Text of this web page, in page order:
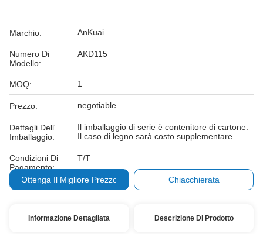
Marchio: AnKuai
Numero Di
Modello:
AKD115
MOQ: 1
Prezzo: negotiable
Dettagli Dell'
Imballaggio:
Il imballaggio di serie è contenitore di cartone.
Il caso di legno sarà costo supplementare.
Condizioni Di
Pagamento:
T/T
Ottenga Il Migliore Prezzo Chiacchierata
Informazione Dettagliata Descrizione Di Prodotto